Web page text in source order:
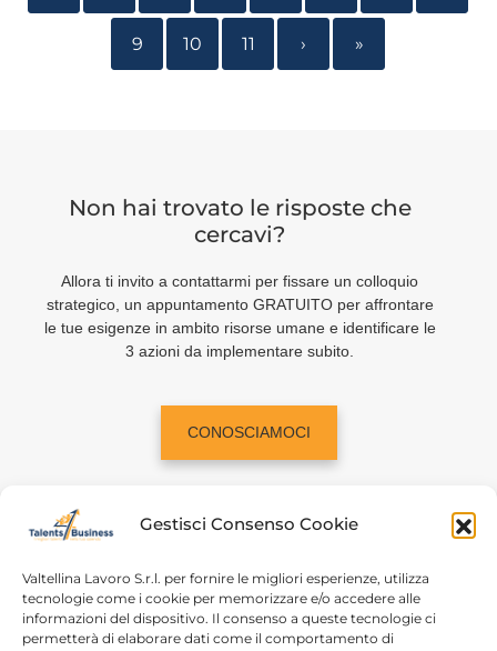
Gestisci Consenso Cookie
Valtellina Lavoro S.r.l. per fornire le migliori esperienze, utilizza
tecnologie come i cookie per memorizzare e/o accedere alle
informazioni del dispositivo. Il consenso a queste tecnologie ci
permetterà di elaborare dati come il comportamento di
9 10 11 › »
Non hai trovato le risposte che
cercavi?
Allora ti invito a contattarmi per fissare un colloquio
strategico, un appuntamento GRATUITO per affrontare
le tue esigenze in ambito risorse umane e identificare le
3 azioni da implementare subito.
CONOSCIAMOCI
Home Chi siamo